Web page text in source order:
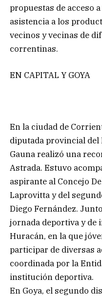
propuestas de acceso
asistencia a los
vecinos y vecinas de
correntinas.
EN CAPITAL Y GOYA
En la ciudad de
diputada provincial del
Gauna realizó una
Astrada. Estuvo
aspirante al Concejo
Laprovitta y del
Diego Fernández.
jornada deportiva y de
Huracán, en la que
participar de diversas
coordinada por la
institución deportiva.
En Goya, el segundo